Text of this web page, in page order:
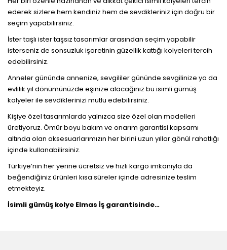
ederek sizlere hem kendiniz hem de sevdikleriniz için doğru bir
seçim yapabilirsiniz.
İster taşlı ister taşsız tasarımlar arasından seçim yapabilir
isterseniz de sonsuzluk işaretinin güzellik kattığı kolyeleri tercih
edebilirsiniz.
Anneler gününde annenize, sevgililer gününde sevgilinize ya da
evlilik yıl dönümünüzde eşinize alacağınız bu isimli gümüş
kolyeler ile sevdiklerinizi mutlu edebilirsiniz.
Kişiye özel tasarımlarda yalnızca size özel olan modelleri
üretiyoruz. Ömür boyu bakım ve onarım garantisi kapsamı
altında olan aksesuarlarımızın her birini uzun yıllar gönül rahatlığı
içinde kullanabilirsiniz.
Türkiye’nin her yerine ücretsiz ve hızlı kargo imkanıyla da
beğendiğiniz ürünleri kısa süreler içinde adresinize teslim
etmekteyiz.
İsimli gümüş kolye Elmas İş garantisinde…